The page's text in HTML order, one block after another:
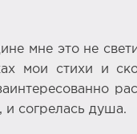
мне это не
мои стихи и
и согрелась душа.